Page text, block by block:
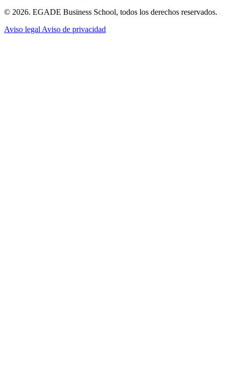
© 2026. EGADE Business School, todos los derechos reservados.
Aviso legal Aviso de privacidad